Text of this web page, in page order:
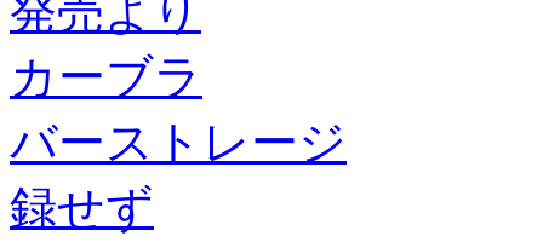
発売より
カーブラ
バーストレージ
録せず